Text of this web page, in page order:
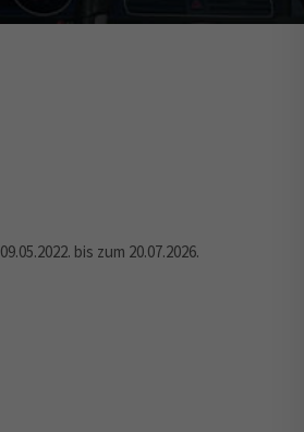
09.05.2022. bis zum 20.07.2026.